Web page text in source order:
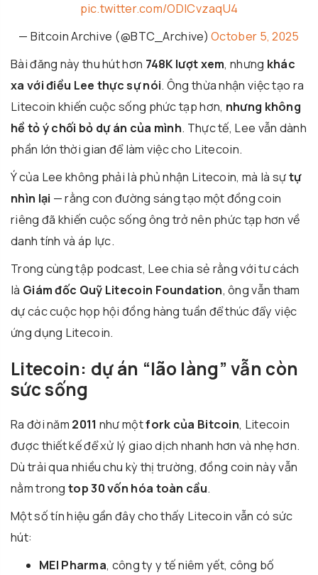
pic.twitter.com/ODlCvzaqU4
— Bitcoin Archive (@BTC_Archive)October 5, 2025
Bài đăng này thu hút hơn 748K lượt xem, nhưng khác
xa với điều Lee thực sự nói. Ông thừa nhận việc tạo ra
Litecoin khiến cuộc sống phức tạp hơn, nhưng không
hề tỏ ý chối bỏ dự án của mình. Thực tế, Lee vẫn dành
phần lớn thời gian để làm việc cho Litecoin.
Ý của Lee không phải là phủ nhận Litecoin, mà là sựtự
nhìn lại — rằng con đường sáng tạo một đồng coin
riêng đã khiến cuộc sống ông trở nên phức tạp hơn về
danh tính và áp lực.
Trong cùng tập podcast, Lee chia sẻ rằng với tư cách
là Giám đốc Quỹ Litecoin Foundation, ông vẫn tham
dự các cuộc họp hội đồng hàng tuần để thúc đẩy việc
ứng dụng Litecoin.
Litecoin: dự án “lão làng” vẫn còn
sức sống
Ra đời năm 2011 như mộtfork của Bitcoin, Litecoin
được thiết kế để xử lý giao dịch nhanh hơn và nhẹ hơn.
Dù trải qua nhiều chu kỳ thị trường, đồng coin này vẫn
nằm trong top 30 vốn hóa toàn cầu.
Một số tín hiệu gần đây cho thấy Litecoin vẫn có sức
hút:
MEI Pharma, công ty y tế niêm yết, công bố